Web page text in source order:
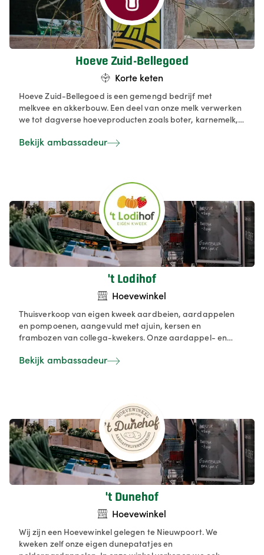
Hoeve Zuid-Bellegoed
Korte keten
Hoeve Zuid-Bellegoed is een gemengd bedrijf met
melkvee en akkerbouw. Een deel van onze melk verwerken
we tot dagverse hoeveproducten zoals boter, karnemelk,
hele jaar door kan je bij ons gepersonaliseerde ijstaarten
onze geschenkmanden, gevuld met de lekkerste
zuivelproducten en aangevuld met streekeigen lekkernijen
van collega‑hoeve- en streekproducenten.
Bekijk ambassadeur
't Lodihof
Hoevewinkel
Thuisverkoop van eigen kweek aardbeien, aardappelen
en pompoenen, aangevuld met ajuin, kersen en
frambozen van collega-kwekers. Onze aardappel- en
onze buurtwinkel met zelfbediening en flexibele
Bekijk ambassadeur
't Dunehof
Hoevewinkel
Wij zijn een Hoevewinkel gelegen te Nieuwpoort. We
kweken zelf onze eigen dunepatatjes en